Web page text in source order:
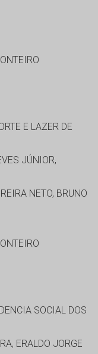
E LAZER DE
JÚNIOR,
NETO, BRUNO
SOCIAL DOS
ERALDO JORGE